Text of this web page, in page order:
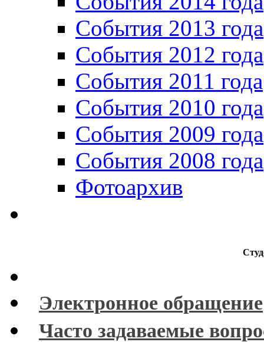
События 2013 года
События 2012 года
События 2011 года
События 2010 года
События 2009 года
События 2008 года
Фотоархив
Электронное обращение
Часто задаваемые